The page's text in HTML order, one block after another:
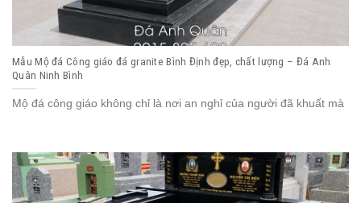
Mẫu Mộ đá Công giáo đá granite Bình Định đẹp, chất lượng – Đá Anh
Quân Ninh Bình
Mộ đá công giáo không chỉ là nơi an nghỉ của người đã khuất mà